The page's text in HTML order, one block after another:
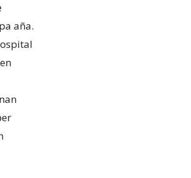
aña.